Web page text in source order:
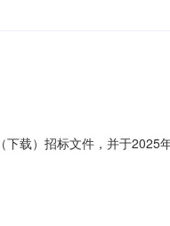
载）招标文件，并于2025
招标文件备注：/合同履约期